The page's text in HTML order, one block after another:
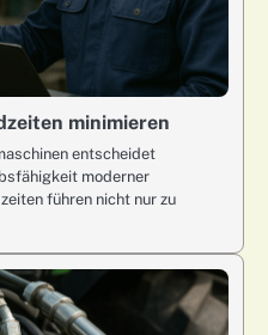
minimieren
entscheidet
moderner
führen nicht nur zu